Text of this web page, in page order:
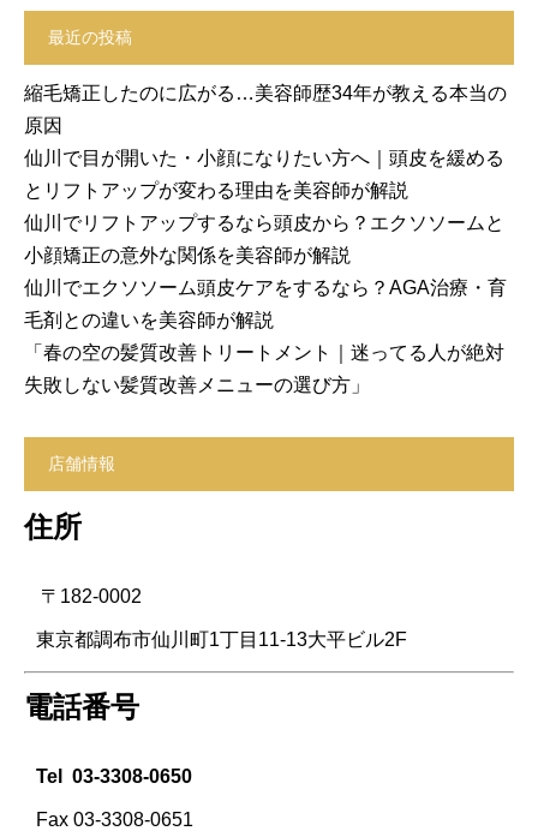
最近の投稿
縮毛矯正したのに広がる…美容師歴34年が教える本当の
原因
仙川で目が開いた・小顔になりたい方へ｜頭皮を緩める
とリフトアップが変わる理由を美容師が解説
仙川でリフトアップするなら頭皮から？エクソソームと
小顔矯正の意外な関係を美容師が解説
仙川でエクソソーム頭皮ケアをするなら？AGA治療・育
毛剤との違いを美容師が解説
「春の空の髪質改善トリートメント｜迷ってる人が絶対
失敗しない髪質改善メニューの選び方」
店舗情報
住所
〒182-0002
東京都調布市仙川町1丁目11-13大平ビル2F
電話番号
Tel 03-3308-0650
Fax 03-3308-0651